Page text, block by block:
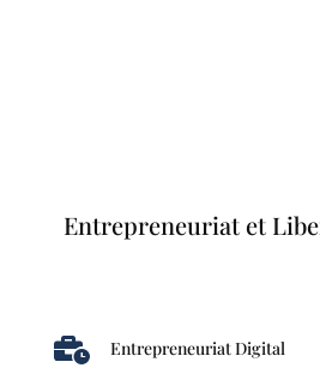
Entrepreneuriat et
 Entrepreneuriat Digital